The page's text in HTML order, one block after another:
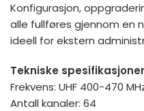
Konfigurasjon,
alle fullføres gjennom en
ideell for ekstern
Tekniske spesifikasjoner
Frekvens: UHF 400-470
Antall kanaler: 64